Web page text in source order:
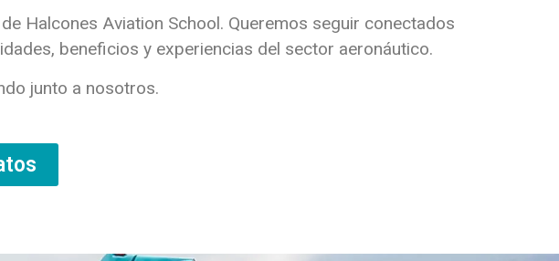
Halcones Aviation School. Queremos seguir conectados
beneficios y experiencias del sector aeronáutico.
junto a nosotros.